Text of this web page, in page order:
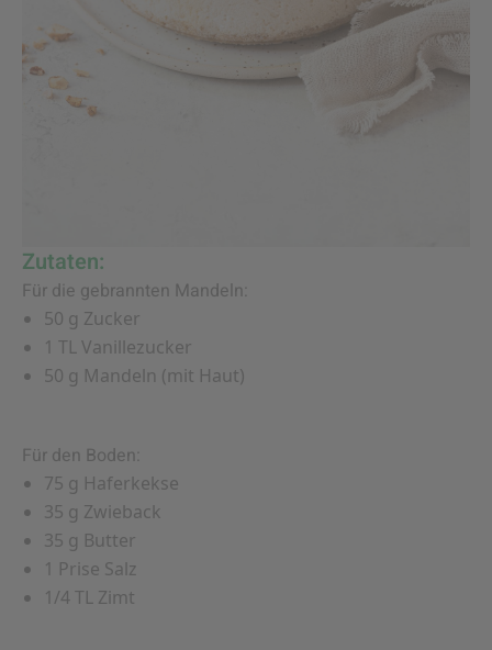
Zutaten:
Für die gebrannten Mandeln:
50 g Zucker
1 TL Vanillezucker
50 g Mandeln (mit Haut)
Für den Boden:
75 g Haferkekse
35 g Zwieback
35 g Butter
1 Prise Salz
1/4 TL Zimt